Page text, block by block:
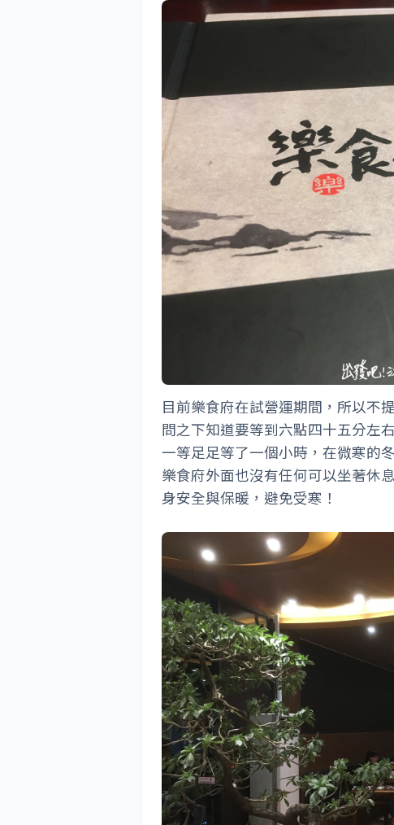
目前樂食府在試營運期間，所以不
問之下知道要等到六點四十五分左
一等足足等了一個小時，在微寒的
樂食府外面也沒有任何可以坐著休
身安全與保暖，避免受寒！